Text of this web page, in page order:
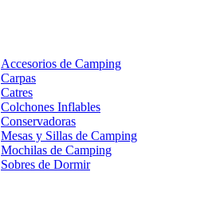
Accesorios de Camping
Carpas
Catres
Colchones Inflables
Conservadoras
Mesas y Sillas de Camping
Mochilas de Camping
Sobres de Dormir